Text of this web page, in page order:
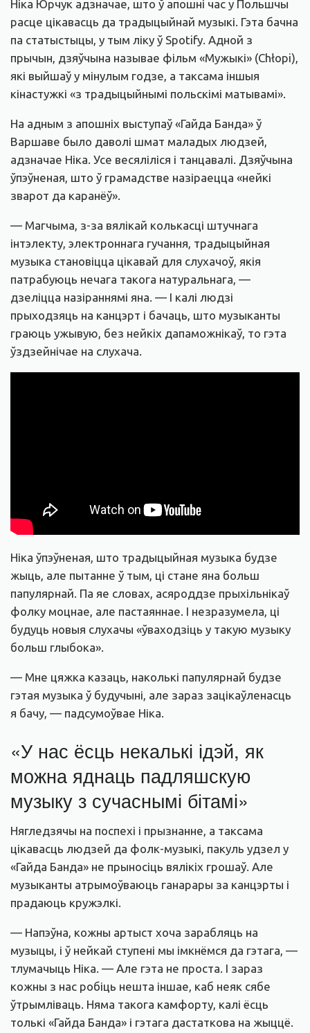
Ніка Юрчук адзначае, што ў апошні час у Польшчы
расце цікавасць да традыцыйнай музыкі. Гэта бачна
па статыстыцы, у тым ліку ў Spotify. Адной з
прычын, дзяўчына называе фільм «Мужыкі» (Chłopi),
які выйшаў у мінулым годзе, а таксама іншыя
кінастужкі «з традыцыйнымі польскімі матывамі».
На адным з апошніх выступаў «Гайда Банда» ў
Варшаве было даволі шмат маладых людзей,
адзначае Ніка. Усе весяліліся і танцавалі. Дзяўчына
ўпэўненая, што ў грамадстве назіраецца «нейкі
зварот да каранёў».
— Магчыма, з-за вялікай колькасці штучнага
інтэлекту, электроннага гучання, традыцыйная
музыка становіцца цікавай для слухачоў, якія
патрабуюць нечага такога натуральнага, —
дзеліцца назіраннямі яна. — І калі людзі
прыходзяць на канцэрт і бачаць, што музыканты
граюць ужывую, без нейкіх дапаможнікаў, то гэта
ўздзейнічае на слухача.
Ніка ўпэўненая, што традыцыйная музыка будзе
жыць, але пытанне ў тым, ці стане яна больш
папулярнай. Па яе словах, асяроддзе прыхільнікаў
фолку моцнае, але пастаяннае. І незразумела, ці
будуць новыя слухачы «ўваходзіць у такую музыку
больш глыбока».
— Мне цяжка казаць, наколькі папулярнай будзе
гэтая музыка ў будучыні, але зараз зацікаўленасць
я бачу, — падсумоўвае Ніка.
«У нас ёсць некалькі ідэй, як
можна яднаць падляшскую
музыку з сучаснымі бітамі»
Нягледзячы на поспехі і прызнанне, а таксама
цікавасць людзей да фолк-музыкі, пакуль удзел у
«Гайда Банда» не прыносіць вялікіх грошаў. Але
музыканты атрымоўваюць ганарары за канцэрты і
прадаюць кружэлкі.
— Напэўна, кожны артыст хоча зарабляць на
музыцы, і ў нейкай ступені мы імкнёмся да гэтага, —
тлумачыць Ніка. — Але гэта не проста. І зараз
кожны з нас робіць нешта іншае, каб неяк сябе
ўтрымліваць. Няма такога камфорту, калі ёсць
толькі «Гайда Банда» і гэтага дастаткова на жыццё.